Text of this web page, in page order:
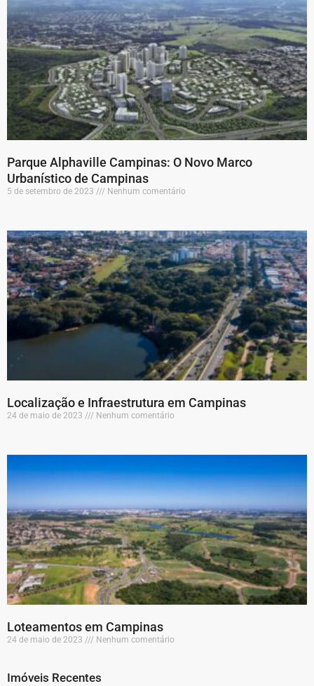
Parque Alphaville Campinas: O Novo Marco
Urbanístico de Campinas
5 de setembro de 2023 Nenhum comentário
Localização e Infraestrutura em Campinas
24 de maio de 2023 Nenhum comentário
Loteamentos em Campinas
24 de maio de 2023 Nenhum comentário
Imóveis Recentes